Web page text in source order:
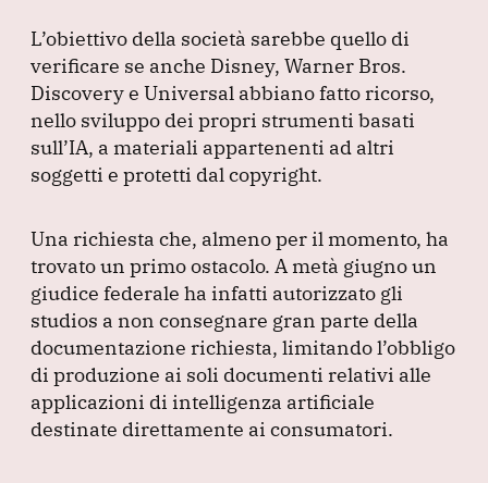
L’obiettivo della società sarebbe quello di
verificare se anche Disney, Warner Bros.
Discovery e Universal abbiano fatto ricorso,
nello sviluppo dei propri strumenti basati
sull’IA, a materiali appartenenti ad altri
soggetti e protetti dal copyright.
Una richiesta che, almeno per il momento, ha
trovato un primo ostacolo. A metà giugno un
giudice federale ha infatti autorizzato gli
studios a non consegnare gran parte della
documentazione richiesta, limitando l’obbligo
di produzione ai soli documenti relativi alle
applicazioni di intelligenza artificiale
destinate direttamente ai consumatori.